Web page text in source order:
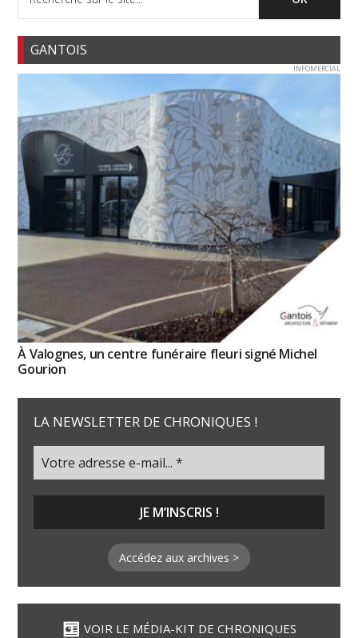
GANTOIS
INFOMERCIAL
À Valognes, un centre funéraire fleuri signé Michel
Gourion
LA NEWSLETTER DE CHRONIQUES !
Accédez aux archives >
VOIR LE MÉDIA-KIT DE CHRONIQUES